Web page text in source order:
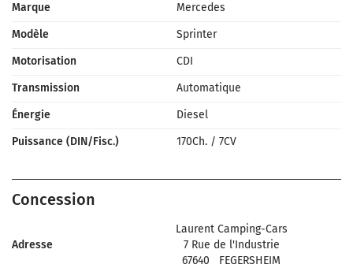
Marque
Mercedes
Modèle
Sprinter
Motorisation
CDI
Transmission
Automatique
Énergie
Diesel
Puissance (DIN/Fisc.)
170Ch. / 7CV
Concession
Adresse
Laurent Camping-Cars
7 Rue de l'Industrie
67640
FEGERSHEIM